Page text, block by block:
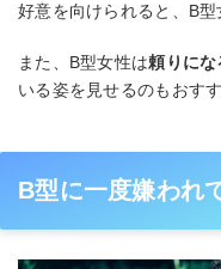
好意を向けられると、B型
また、B型女性は頼りにな
いる姿を見せるのもおすす
B型に一度嫌われ